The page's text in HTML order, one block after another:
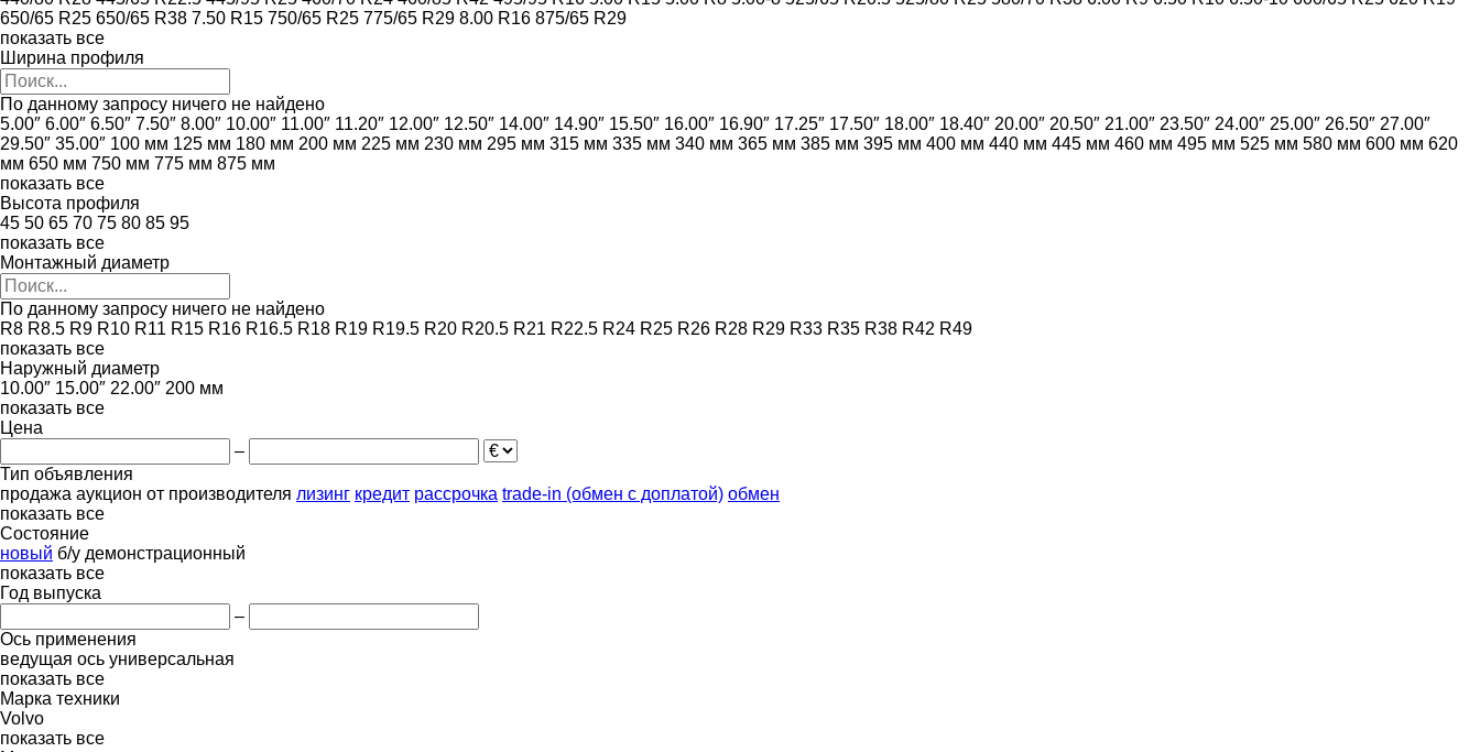
650/65 R25 650/65 R38 7.50 R15 750/65 R25 775/65 R29 8.00 R16 875/65 R29
показать все
Ширина профиля
По данному запросу ничего не найдено
5.00″ 6.00″ 6.50″ 7.50″ 8.00″ 10.00″ 11.00″ 11.20″ 12.00″ 12.50″ 14.00″ 14.90″ 15.50″ 16.00″ 16.90″ 17.25″ 17.50″ 18.00″ 18.40″ 20.00″ 20.50″ 21.00″ 23.50″ 24.00″ 25.00″ 26.50″ 27.00″
29.50″ 35.00″ 100 мм 125 мм 180 мм 200 мм 225 мм 230 мм 295 мм 315 мм 335 мм 340 мм 365 мм 385 мм 395 мм 400 мм 440 мм 445 мм 460 мм 495 мм 525 мм 580 мм 600 мм 620
мм 650 мм 750 мм 775 мм 875 мм
показать все
Высота профиля
45 50 65 70 75 80 85 95
показать все
Монтажный диаметр
По данному запросу ничего не найдено
R8 R8.5 R9 R10 R11 R15 R16 R16.5 R18 R19 R19.5 R20 R20.5 R21 R22.5 R24 R25 R26 R28 R29 R33 R35 R38 R42 R49
показать все
Наружный диаметр
10.00″ 15.00″ 22.00″ 200 мм
показать все
Цена
–
Тип объявления
продажа аукцион от производителя лизинг кредит рассрочка trade-in (обмен с доплатой) обмен
показать все
Состояние
новый б/у демонстрационный
показать все
Год выпуска
–
Ось применения
ведущая ось универсальная
показать все
Марка техники
Volvo
показать все